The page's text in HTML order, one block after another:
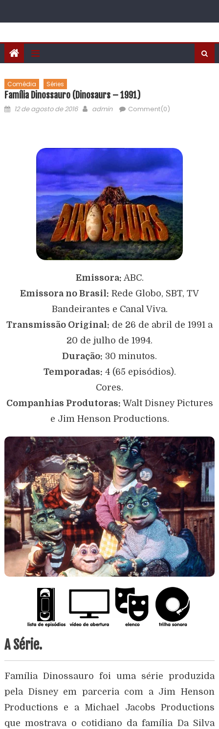
Comédia Séries
Família Dinossauro (Dinosaurs – 1991)
12 de agosto de 2016 admin Comment(0)
Emissora: ABC.
Emissora no Brasil: Rede Globo, SBT, TV
Bandeirantes e Canal Viva.
Transmissão Original: de 26 de abril de 1991 a
20 de julho de 1994.
Duração: 30 minutos.
Temporadas: 4 (65 episódios).
Cores.
Companhias Produtoras: Walt Disney Pictures
e Jim Henson Productions.
A Série.
Família Dinossauro foi uma série produzida
pela Disney em parceria com a Jim Henson
Productions e a Michael Jacobs Productions
que mostrava o cotidiano da família Da Silva